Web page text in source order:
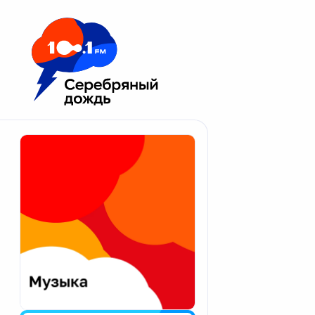
Москва 100.1 FM
Апатиты
Екатеринбург
Калининград
Калуга